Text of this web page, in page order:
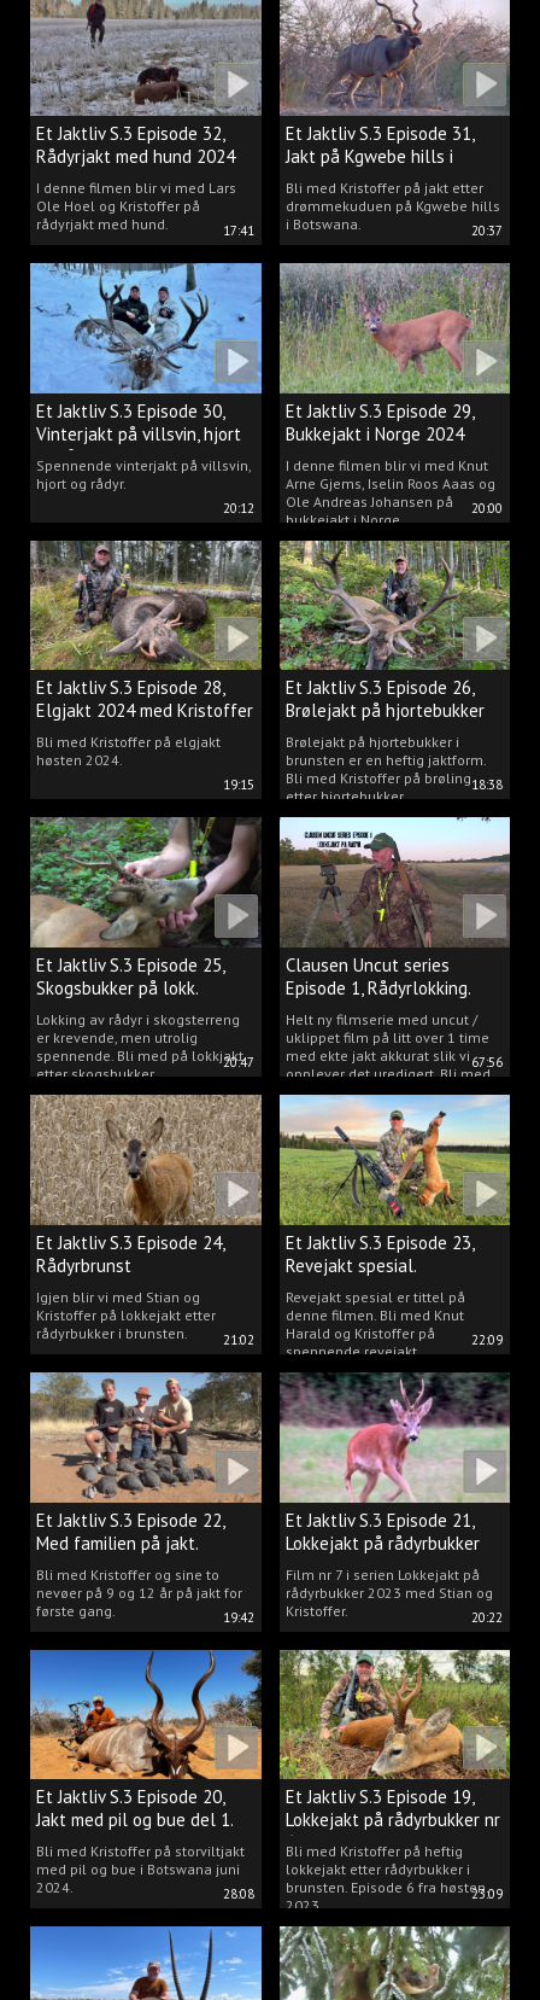
17:41
Et Jaktliv S.3 Episode 32,
Rådyrjakt med hund 2024
I denne filmen blir vi med Lars
Ole Hoel og Kristoffer på
rådyrjakt med hund.
20:37
Et Jaktliv S.3 Episode 31,
Jakt på Kgwebe hills i
Botswana
Bli med Kristoffer på jakt etter
drømmekuduen på Kgwebe hills
i Botswana.
20:12
Et Jaktliv S.3 Episode 30,
Vinterjakt på villsvin, hjort
og rådyr.
Spennende vinterjakt på villsvin,
hjort og rådyr.
20:00
Et Jaktliv S.3 Episode 29,
Bukkejakt i Norge 2024
I denne filmen blir vi med Knut
Arne Gjems, Iselin Roos Aaas og
Ole Andreas Johansen på
bukkejakt i Norge.
19:15
Et Jaktliv S.3 Episode 28,
Elgjakt 2024 med Kristoffer
Clausen
Bli med Kristoffer på elgjakt
høsten 2024.
18:38
Et Jaktliv S.3 Episode 26,
Brølejakt på hjortebukker
med Kristoffer Clausen
Brølejakt på hjortebukker i
brunsten er en heftig jaktform.
Bli med Kristoffer på brøling
etter hjortebukker.
20:47
Et Jaktliv S.3 Episode 25,
Skogsbukker på lokk.
Lokking av rådyr i skogsterreng
er krevende, men utrolig
spennende. Bli med på lokkjakt
etter skogsbukker.
67:56
Clausen Uncut series
Episode 1, Rådyrlokking.
Helt ny filmserie med uncut /
uklippet film på litt over 1 time
med ekte jakt akkurat slik vi
opplever det uredigert. Bli med
Kristoffer og opplev akkurat det
vi gjør når vi er ute og lokker
rådyr.
21:02
Et Jaktliv S.3 Episode 24,
Rådyrbrunst
Igjen blir vi med Stian og
Kristoffer på lokkejakt etter
rådyrbukker i brunsten.
22:09
Et Jaktliv S.3 Episode 23,
Revejakt spesial.
Revejakt spesial er tittel på
denne filmen. Bli med Knut
Harald og Kristoffer på
spennende revejakt.
19:42
Et Jaktliv S.3 Episode 22,
Med familien på jakt.
Bli med Kristoffer og sine to
nevøer på 9 og 12 år på jakt for
første gang.
20:22
Et Jaktliv S.3 Episode 21,
Lokkejakt på rådyrbukker
med Stian og Kristoffer
Film nr 7 i serien Lokkejakt på
rådyrbukker 2023 med Stian og
Kristoffer.
28:08
Et Jaktliv S.3 Episode 20,
Jakt med pil og bue del 1.
Bli med Kristoffer på storviltjakt
med pil og bue i Botswana juni
2024.
23:09
Et Jaktliv S.3 Episode 19,
Lokkejakt på rådyrbukker nr
6
Bli med Kristoffer på heftig
lokkejakt etter rådyrbukker i
brunsten. Episode 6 fra høsten
2023.